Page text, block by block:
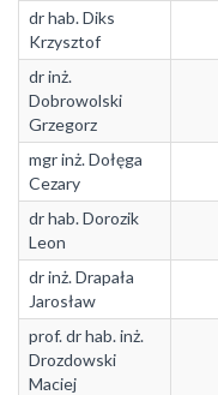
dr hab. Diks
Krzysztof
dr inż.
Dobrowolski
Grzegorz
mgr inż. Dołęga
Cezary
dr hab. Dorozik
Leon
dr inż. Drapała
Jarosław
prof. dr hab. inż.
Drozdowski
Maciej